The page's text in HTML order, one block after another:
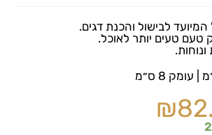
המיועד לבישול והכנת דגים.
טעם טעים יותר לאוכל.
₪